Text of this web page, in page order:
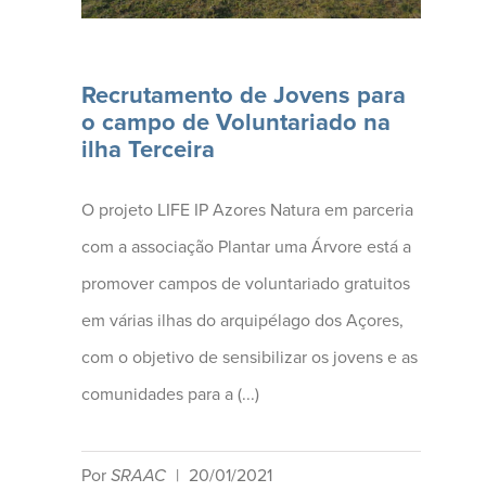
Recrutamento de Jovens para
o campo de Voluntariado na
ilha Terceira
O projeto LIFE IP Azores Natura em parceria
com a associação Plantar uma Árvore está a
promover campos de voluntariado gratuitos
em várias ilhas do arquipélago dos Açores,
com o objetivo de sensibilizar os jovens e as
comunidades para a (...)
Por SRAAC | 20/01/2021